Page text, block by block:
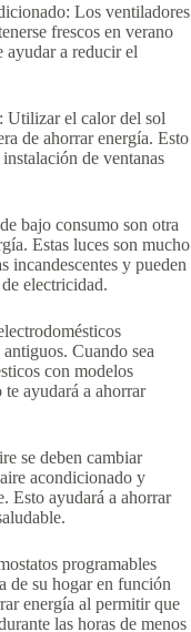
Los ventiladores
frescos en verano
ayudar a reducir el
Utilizar el calor del sol
de ahorrar energía. Esto
de ventanas
bajo consumo son otra
Estas luces son mucho
incandescentes y pueden
electricidad.
Cuando sea
con modelos
ayudará a ahorrar
se deben cambiar
acondicionado y
Esto ayudará a ahorrar
programables
de su hogar en función
energía al permitir que
las horas de menos